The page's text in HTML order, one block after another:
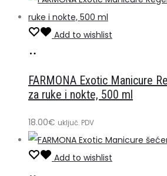
Add to wishlist
košaricu
FARMONA Exotic Manicure
za ruke i nokte, 500 ml
18.00€ uključ. PDV
Add to wishlist